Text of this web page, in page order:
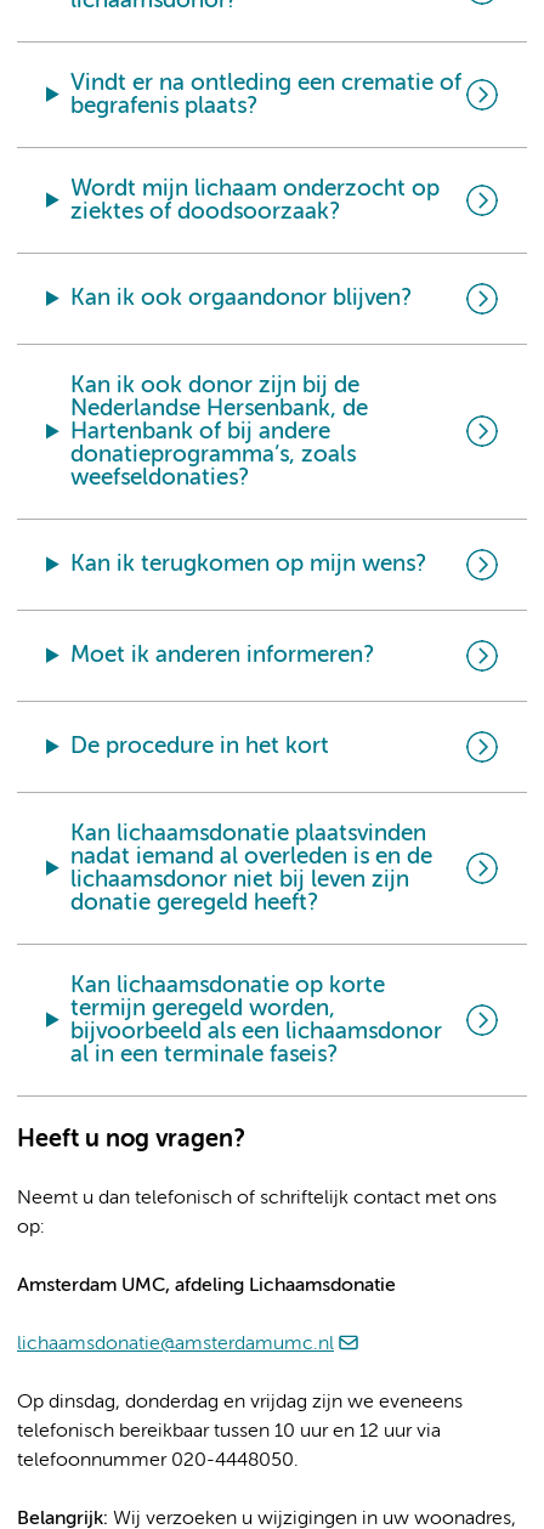
Vindt er na ontleding een crematie of
begrafenis plaats?
Wordt mijn lichaam onderzocht op
ziektes of doodsoorzaak?
Kan ik ook orgaandonor blijven?
Kan ik ook donor zijn bij de
Nederlandse Hersenbank, de
Hartenbank of bij andere
donatieprogramma’s, zoals
weefseldonaties?
Kan ik terugkomen op mijn wens?
Moet ik anderen informeren?
De procedure in het kort
Kan lichaamsdonatie plaatsvinden
nadat iemand al overleden is en de
lichaamsdonor niet bij leven zijn
donatie geregeld heeft?
Kan lichaamsdonatie op korte
termijn geregeld worden,
bijvoorbeeld als een lichaamsdonor
al in een terminale faseis?
Heeft u nog vragen?
Neemt u dan telefonisch of schriftelijk contact met ons
op:
Amsterdam UMC, afdeling Lichaamsdonatie
lichaamsdonatie@amsterdamumc.nl
Op dinsdag, donderdag en vrijdag zijn we eveneens
telefonisch bereikbaar tussen 10 uur en 12 uur via
telefoonnummer 020-4448050.
Belangrijk: Wij verzoeken u wijzigingen in uw woonadres,